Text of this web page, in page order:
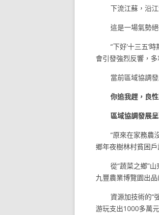
下流江蘇，沿
這是一場氣勢
“下好‘十三五’
會引發強烈反響，
當前區域協調
你追我趕，良
區域協調發展
“原來在家務農
鄉年夜樹林村貧困
從“蔬菜之鄉”
九豐農業博覽園出
資源加技術的“
游玩支出1000多萬元